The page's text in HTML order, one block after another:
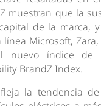
muestran que la
de la marca,
Microsoft,
nuevo índice de
BrandZ Index.
la tendencia